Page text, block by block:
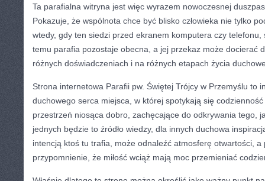
Ta parafialna witryna jest więc wyrazem nowoczesnej
Pokazuje, że wspólnota chce być blisko człowieka nie tylko
wtedy, gdy ten siedzi przed ekranem komputera czy telefonu,
temu parafia pozostaje obecna, a jej przekaz może docierać
różnych doświadczeniach i na różnych etapach życia
Strona internetowa Parafii pw. Świętej Trójcy w Przemyślu to
duchowego serca miejsca, w której spotykają się
przestrzeń niosąca dobro, zachęcające do odkrywania tego,
jednych będzie to źródło wiedzy, dla innych duchowa
intencją ktoś tu trafia, może odnaleźć atmosferę otwartości, a
przypomnienie, że miłość wciąż mają moc przemieniać